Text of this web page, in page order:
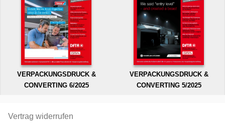
VERPACKUNGSDRUCK &
CONVERTING 6/2025
VERPACKUNGSDRUCK &
CONVERTING 5/2025
Vertrag widerrufen